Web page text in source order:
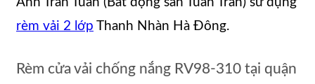
rèm vải 2 lớp Thanh Nhàn Hà Đông.
Rèm cửa vải chống nắng RV98-310 tại quận